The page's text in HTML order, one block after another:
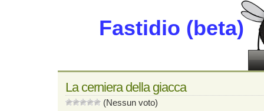
Fastidio (beta)
La cerniera della giacca
(Nessun voto)